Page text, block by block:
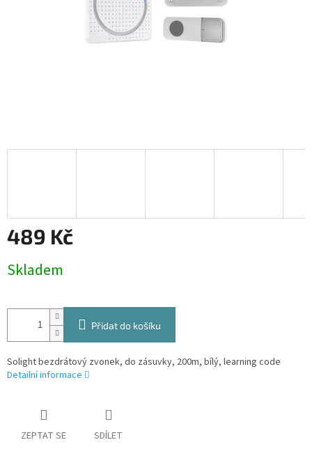
489 Kč
cena:
Skladem
Přidat do košíku
Solight bezdrátový zvonek, do zásuvky, 200m, bílý, learning code
Detailní informace
ZEPTAT SE SDÍLET